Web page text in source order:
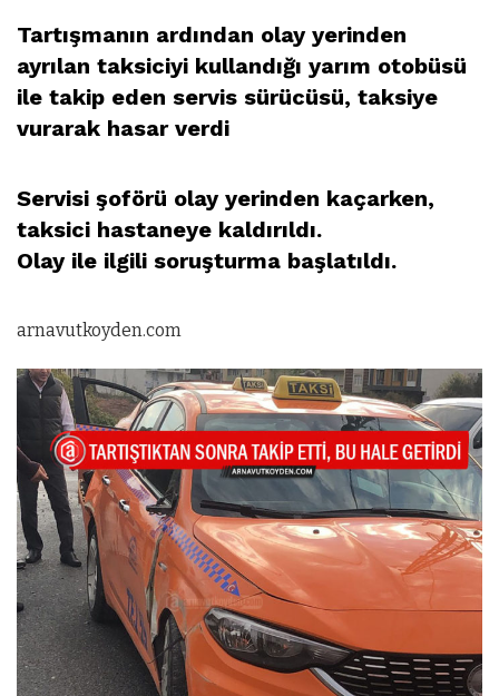
Tartışmanın ardından olay yerinden
ayrılan taksiciyi kullandığı yarım otobüsü
ile takip eden servis sürücüsü, taksiye
vurarak hasar verdi
Servisi şoförü olay yerinden kaçarken,
taksici hastaneye kaldırıldı.
Olay ile ilgili soruşturma başlatıldı.
arnavutkoyden.com